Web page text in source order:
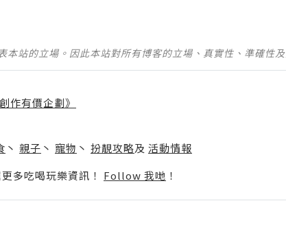
本站的立場。因此本站對所有博客的立場、真實性、準確性
作有價企劃》
丶 親子 丶 寵物 丶 扮靚攻略及 活動情報
多吃喝玩樂資訊！ Follow 我哋 ！